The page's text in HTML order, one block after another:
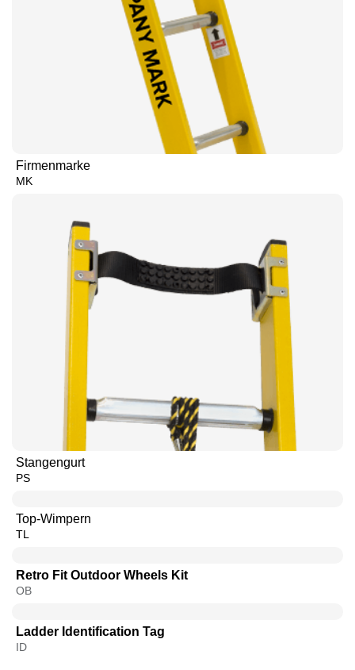
Firmenmarke
MK
Stangengurt
PS
Top-Wimpern
TL
Retro Fit Outdoor Wheels Kit
OB
Ladder Identification Tag
ID